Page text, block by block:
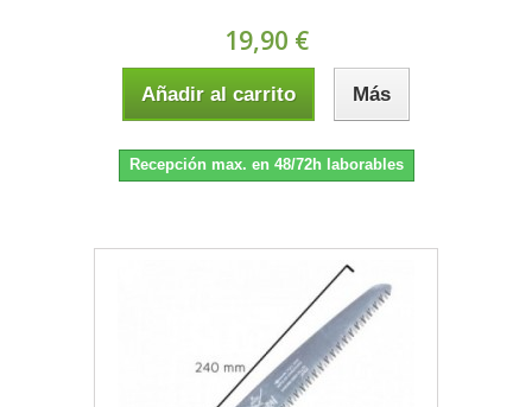
19,90 €
Añadir al carrito Más
Recepción max. en 48/72h laborables